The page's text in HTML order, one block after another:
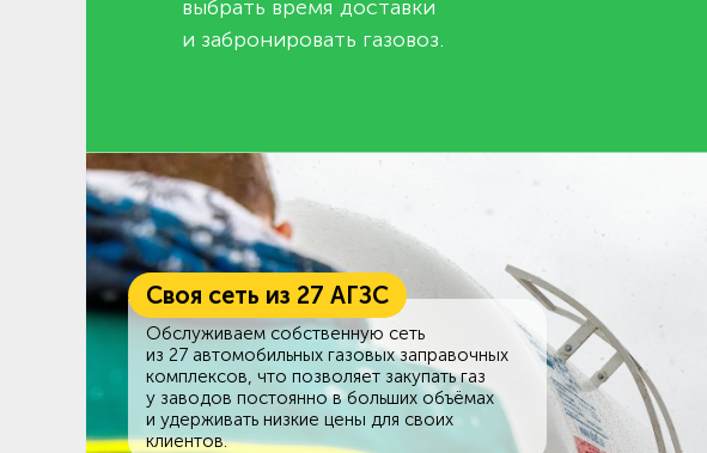
выбрать время доставки
и забронировать газовоз.
Своя сеть из 27 АГЗС
Обслуживаем собственную сеть
из 27 автомобильных газовых заправочных
комплексов, что позволяет закупать газ
у заводов постоянно в больших объёмах
и удерживать низкие цены для своих
клиентов.